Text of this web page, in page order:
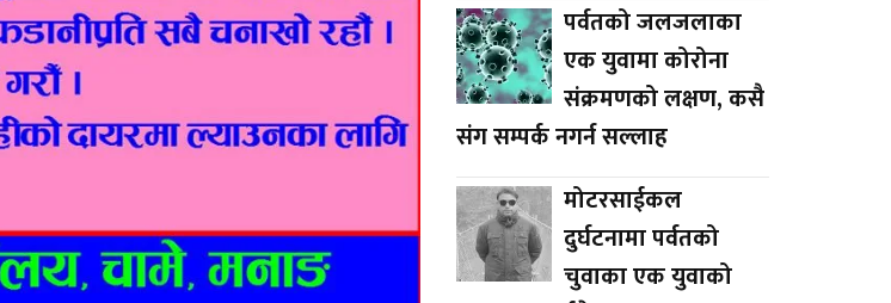
पर्वतको जलजलाका
एक युवामा कोरोना
संक्रमणको लक्षण, कसै
संग सम्पर्क नगर्न सल्लाह
मोटरसाईकल
दुर्घटनामा पर्वतको
चुवाका एक युवाको